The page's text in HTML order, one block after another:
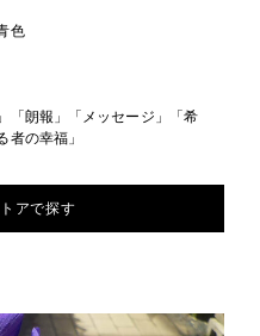
色
「朗報」「メッセージ」「希
者の幸福」
アで探す